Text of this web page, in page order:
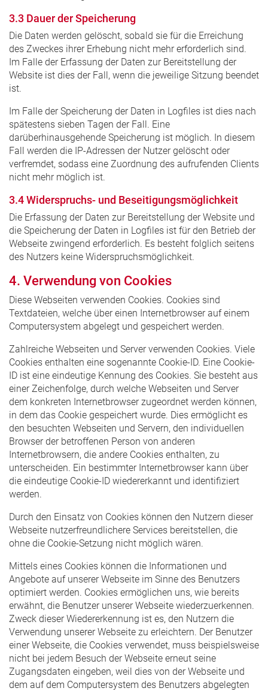
3.3 Dauer der Speicherung
Die Daten werden gelöscht, sobald sie für die Erreichung
des Zweckes ihrer Erhebung nicht mehr erforderlich sind.
Im Falle der Erfassung der Daten zur Bereitstellung der
Website ist dies der Fall, wenn die jeweilige Sitzung beendet
ist.
Im Falle der Speicherung der Daten in Logfiles ist dies nach
spätestens sieben Tagen der Fall. Eine
darüberhinausgehende Speicherung ist möglich. In diesem
Fall werden die IP-Adressen der Nutzer gelöscht oder
verfremdet, sodass eine Zuordnung des aufrufenden Clients
nicht mehr möglich ist.
3.4 Widerspruchs- und Beseitigungsmöglichkeit
Die Erfassung der Daten zur Bereitstellung der Website und
die Speicherung der Daten in Logfiles ist für den Betrieb der
Webseite zwingend erforderlich. Es besteht folglich seitens
des Nutzers keine Widerspruchsmöglichkeit.
4. Verwendung von Cookies
Diese Webseiten verwenden Cookies. Cookies sind
Textdateien, welche über einen Internetbrowser auf einem
Computersystem abgelegt und gespeichert werden.
Zahlreiche Webseiten und Server verwenden Cookies. Viele
Cookies enthalten eine sogenannte Cookie-ID. Eine Cookie-
ID ist eine eindeutige Kennung des Cookies. Sie besteht aus
einer Zeichenfolge, durch welche Webseiten und Server
dem konkreten Internetbrowser zugeordnet werden können,
in dem das Cookie gespeichert wurde. Dies ermöglicht es
den besuchten Webseiten und Servern, den individuellen
Browser der betroffenen Person von anderen
Internetbrowsern, die andere Cookies enthalten, zu
unterscheiden. Ein bestimmter Internetbrowser kann über
die eindeutige Cookie-ID wiedererkannt und identifiziert
werden.
Durch den Einsatz von Cookies können den Nutzern dieser
Webseite nutzerfreundlichere Services bereitstellen, die
ohne die Cookie-Setzung nicht möglich wären.
Mittels eines Cookies können die Informationen und
Angebote auf unserer Webseite im Sinne des Benutzers
optimiert werden. Cookies ermöglichen uns, wie bereits
erwähnt, die Benutzer unserer Webseite wiederzuerkennen.
Zweck dieser Wiedererkennung ist es, den Nutzern die
Verwendung unserer Webseite zu erleichtern. Der Benutzer
einer Webseite, die Cookies verwendet, muss beispielsweise
nicht bei jedem Besuch der Webseite erneut seine
Zugangsdaten eingeben, weil dies von der Webseite und
dem auf dem Computersystem des Benutzers abgelegten